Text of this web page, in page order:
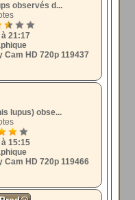
observés d...
21:17
Cam HD 720p 119437
lupus) obse...
15:15
Cam HD 720p 119466